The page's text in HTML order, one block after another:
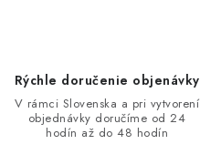
Rýchle doručenie objenávky
V rámci Slovenska a pri vytvorení
objednávky doručíme od 24
hodín až do 48 hodín